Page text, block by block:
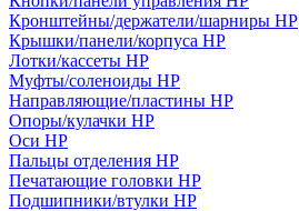
Кронштейны/держатели/шарниры HP
Крышки/панели/корпуса HP
Лотки/кассеты HP
Муфты/соленоиды HP
Направляющие/пластины HP
Опоры/кулачки HP
Оси HP
Пальцы отделения HP
Печатающие головки HP
Подшипники/втулки HP